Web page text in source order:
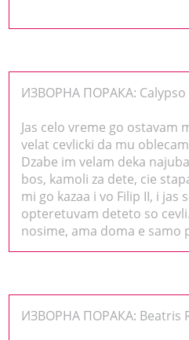
ИЗВОРНА ПОРАКА: Calypso
Jas celo vreme go ostavam
velat cevlicki da mu
Dzabe im velam deka
bos, kamoli za dete, cie
mi go kazaa i vo Filip II, i jas
opteretuvam deteto so
nosime, ama doma e samo
ИЗВОРНА ПОРАКА: Beatris